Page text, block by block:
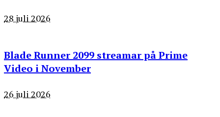
28 juli 2026
Blade Runner 2099 streamar på Prime
Video i November
26 juli 2026